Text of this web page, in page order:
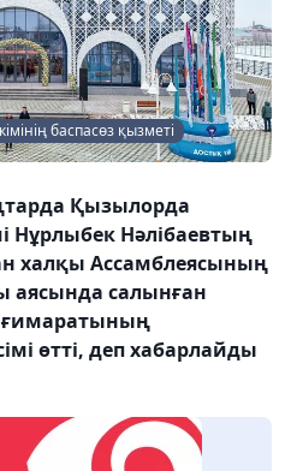
баспасөз қызметі
Қызылорда
Нұрлыбек Нәлібаевтың
халқы Ассамблеясының
салынған
ғимаратының
өтті, деп хабарлайды